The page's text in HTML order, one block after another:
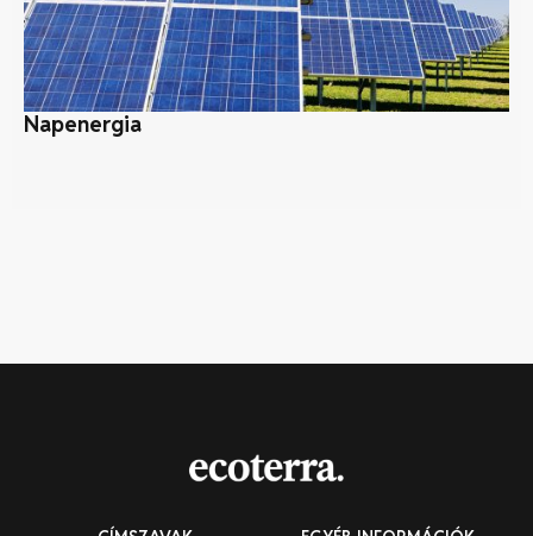
Napenergia